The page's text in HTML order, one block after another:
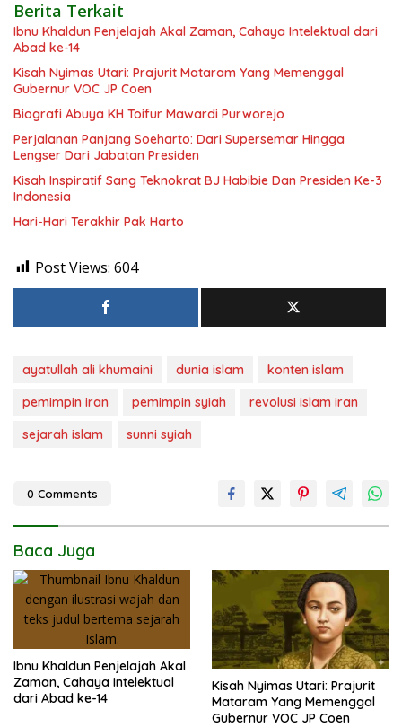
Berita Terkait
Ibnu Khaldun Penjelajah Akal Zaman, Cahaya Intelektual dari
Abad ke-14
Kisah Nyimas Utari: Prajurit Mataram Yang Memenggal
Gubernur VOC JP Coen
Biografi Abuya KH Toifur Mawardi Purworejo
Perjalanan Panjang Soeharto: Dari Supersemar Hingga
Lengser Dari Jabatan Presiden
Kisah Inspiratif Sang Teknokrat BJ Habibie Dan Presiden Ke-3
Indonesia
Hari-Hari Terakhir Pak Harto
Post Views: 604
ayatullah ali khumaini dunia islam
konten islam
pemimpin iran
pemimpin syiah
revolusi islam iran
sejarah islam
sunni syiah
0 Comments
Baca Juga
Ibnu Khaldun Penjelajah Akal
Zaman, Cahaya Intelektual
dari Abad ke-14
Kisah Nyimas Utari: Prajurit
Mataram Yang Memenggal
Gubernur VOC JP Coen